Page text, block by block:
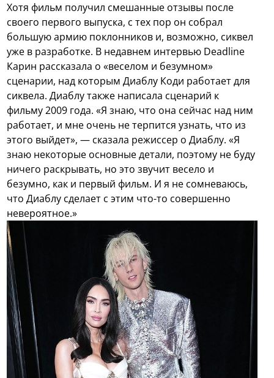
Хотя фильм получил смешанные отзывы после
своего первого выпуска, с тех пор он собрал
большую армию поклонников и, возможно, сиквел
уже в разработке. В недавнем интервью Deadline
Карин рассказала о «веселом и безумном»
сценарии, над которым Диаблу Коди работает для
сиквела. Диаблу также написала сценарий к
фильму 2009 года. «Я знаю, что она сейчас над ним
работает, и мне очень не терпится узнать, что из
этого выйдет», — сказала режиссер о Диаблу. «Я
знаю некоторые основные детали, поэтому не буду
ничего раскрывать, но это звучит весело и
безумно, как и первый фильм. И я не сомневаюсь,
что Диаблу сделает с этим что-то совершенно
невероятное.»